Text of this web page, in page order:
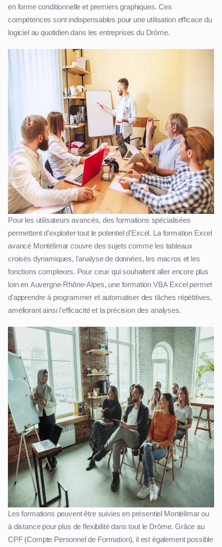
en forme conditionnelle et premiers graphiques. Ces
compétences sont indispensables pour une utilisation efficace du
logiciel au quotidien dans les entreprises du Drôme.
Pour les utilisateurs avancés, des formations spécialisées
permettent d'exploiter tout le potentiel d'Excel. La formation Excel
avancé Montélimar couvre des sujets comme les tableaux
croisés dynamiques, l'analyse de données, les macros et les
fonctions complexes. Pour ceux qui souhaitent aller encore plus
loin en Auvergne-Rhône-Alpes, une formation VBA Excel permet
d'apprendre à programmer et automatiser des tâches répétitives,
améliorant ainsi l'efficacité et la précision des analyses.
Les formations peuvent être suivies en présentiel Montélimar ou
à distance pour plus de flexibilité dans tout le Drôme. Grâce au
CPF (Compte Personnel de Formation), il est également possible